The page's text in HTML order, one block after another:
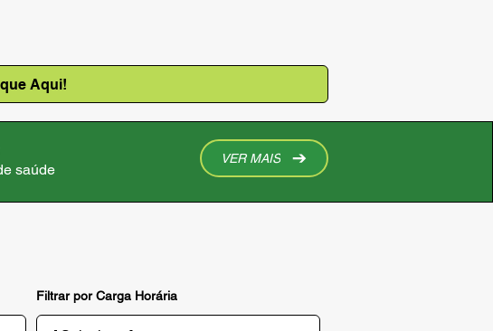
Aqui!
saúde
VER MAIS
Filtrar por Carga Horária